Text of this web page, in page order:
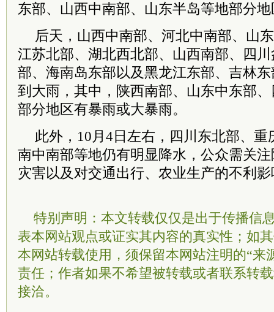
东部、山西中南部、山东半岛等地部分
后天，山西中南部、河北中南部、山
江苏北部、湖北西北部、山西南部、四
部、海南岛东部以及黑龙江东部、吉林
到大雨，其中，陕西南部、山东中东部
部分地区有暴雨或大暴雨。
此外，10月4日左右，四川东北部、
南中南部等地仍有明显降水，公众需关
灾害以及对交通出行、农业生产的不利
特别声明：本文转载仅仅是出于传播信
表本网站观点或证实其内容的真实性；如
本网站转载使用，须保留本网站注明的“来
责任；作者如果不希望被转载或者联系转
接洽。